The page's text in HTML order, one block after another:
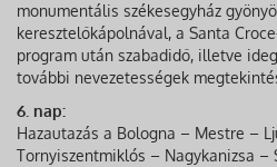
monumentális székesegyház
keresztelőkápolnával, a Santa
program után szabadidő, illetve
további nevezetességek
6. nap:
Hazautazás a Bologna – Mestre –
Tornyiszentmiklós – Nagykanizsa –